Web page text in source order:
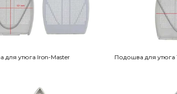
для утюга Iron-Master Подошва для утюга